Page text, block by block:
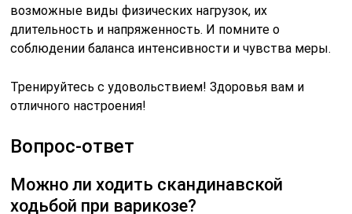
возможные виды физических нагрузок, их
длительность и напряженность. И помните о
соблюдении баланса интенсивности и чувства меры.
Тренируйтесь с удовольствием! Здоровья вам и
отличного настроения!
Вопрос-ответ
Можно ли ходить скандинавской
ходьбой при варикозе?